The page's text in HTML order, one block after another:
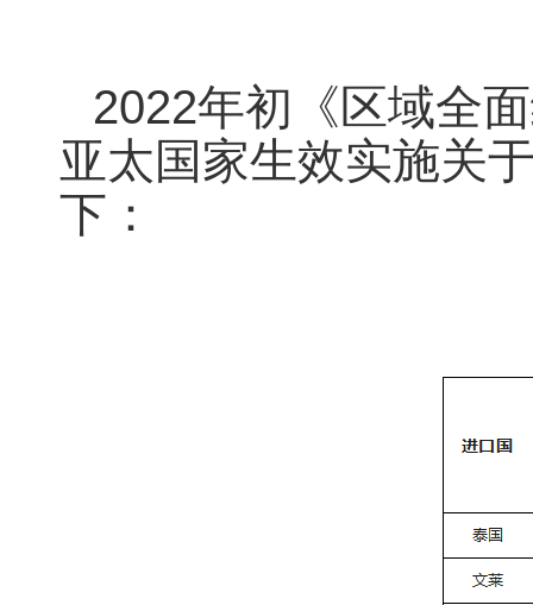
2022年初 《区域全
亚太国家生效实施关
下：